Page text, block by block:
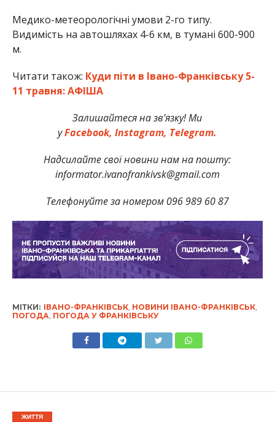
Медико-метеорологічні умови 2-го типу.
Видимість на автошляхах 4-6 км, в тумані 600-900
м.
Читати також: Куди піти в Івано-Франківську 5-
11 травня: АФІША
Залишайтеся на зв’язку! Ми
уFacebook, Instagram, Telegram.
Надсилайте свої новини нам на пошту:
informator.ivanofrankivsk@gmail.com
Телефонуйте за номером 096 989 60 87
МІТКИ: ІВАНО-ФРАНКІВСЬК, НОВИНИ ІВАНО-ФРАНКІВСЬК,
ПОГОДА ПОГОДА У ФРАНКІВСЬКУ
ЖИТТЯ